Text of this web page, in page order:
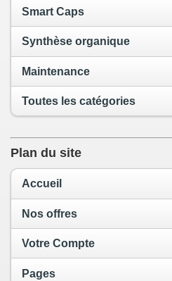
Smart Caps
Synthèse organique
Maintenance
Toutes les catégories
Plan du site
Accueil
Nos offres
Votre Compte
Pages